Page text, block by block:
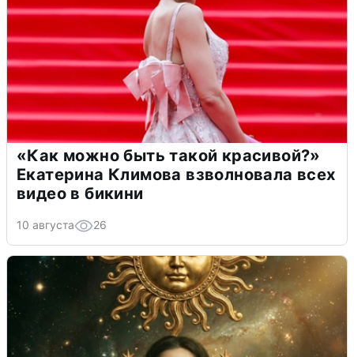
«Как можно быть такой красивой?»
Екатерина Климова взволновала всех
видео в бикини
10 августа 26